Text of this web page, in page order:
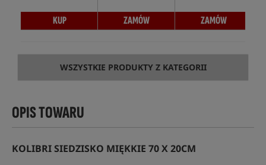
KUP ZAMÓW ZAMÓW
WSZYSTKIE PRODUKTY Z KATEGORII
OPIS TOWARU
KOLIBRI SIEDZISKO MIĘKKIE 70 X 20CM